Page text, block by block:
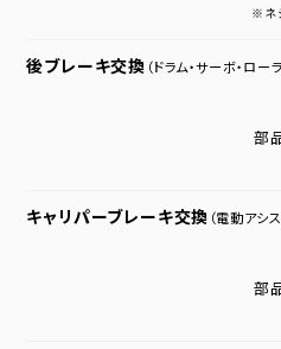
※ネ
後ブレーキ交換 （ドラム・サーボ・ロー
部
キャリパーブレーキ交換 （電動アシ
部